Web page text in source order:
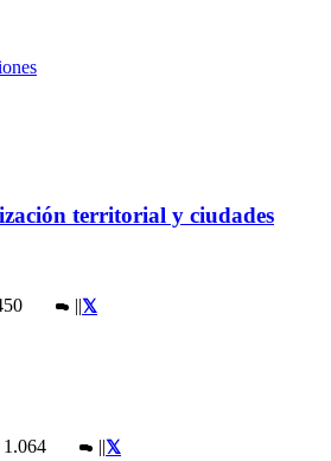
territorial y ciudades
||
1.064 ||